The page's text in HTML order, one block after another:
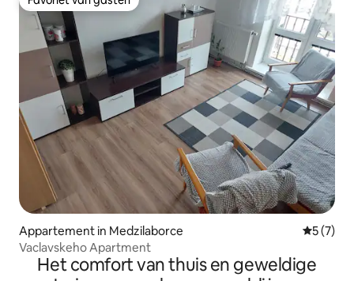
Favoriet van gasten
Appartement in Medzilaborce
5 (7)
Vaclavskeho Apartment
Het comfort van thuis en geweldige